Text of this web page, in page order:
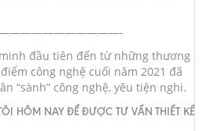
đầu tiên đến từ những thương
công nghệ cuối năm 2021 đã
“sành” công nghệ, yêu tiện nghi.
HÔM NAY ĐỂ ĐƯỢC TƯ VẤN THIẾT KẾ